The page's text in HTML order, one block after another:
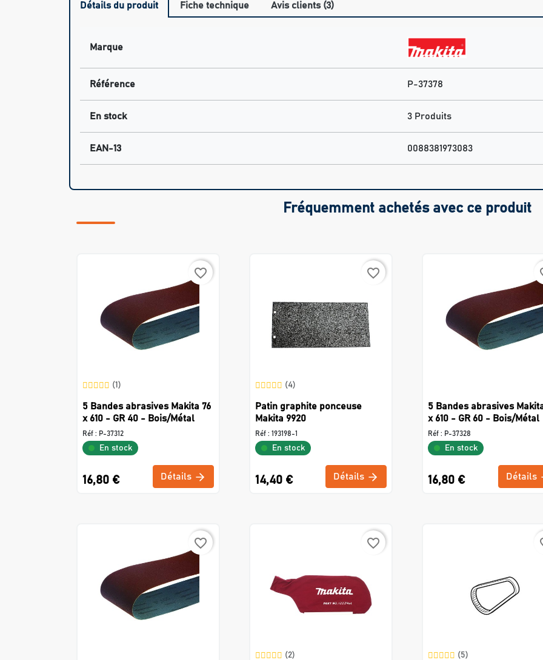
Détails du produit Fiche technique Avis clients (3)
Marque
Référence P-37378
En stock 3 Produits
EAN-13 0088381973083
Fréquemment achetés avec ce produit
favorite_border
(1)
5 Bandes abrasives Makita 76
x 610 - GR 40 - Bois/Métal
Réf : P-37312
En stock
16,80 € Détails
favorite_border
(4)
Patin graphite ponceuse
Makita 9920
Réf : 193198-1
En stock
14,40 € Détails
5 Bandes abrasives
x 610 - GR 60 - Bois/Métal
Réf : P-37328
En stock
16,80 € Détails
favorite_border favorite_border
(2) (5)